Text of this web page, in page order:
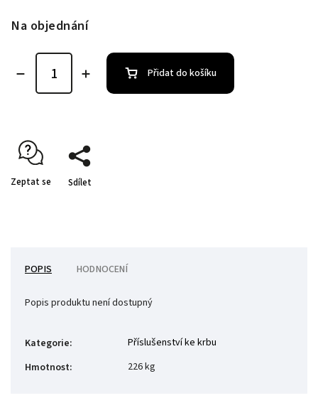
Na objednání
Přidat do košíku
Zeptat se Sdílet
POPIS HODNOCENÍ
Popis produktu není dostupný
Kategorie:
Příslušenství ke krbu
Hmotnost: 226 kg